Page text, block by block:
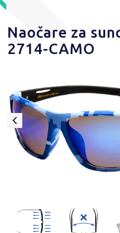
Naočare za
2714-CAMO